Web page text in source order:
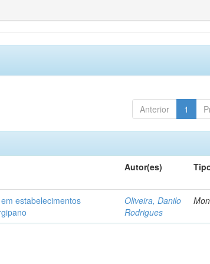
Anterior 1
Autor(es)
estabelecimentos
Oliveira, Danilo
Rodrigues